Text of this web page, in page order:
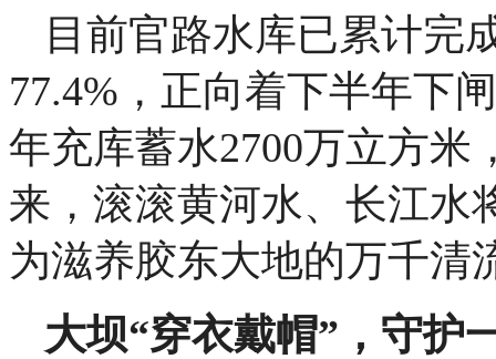
目前官路水库已累计完
77.4%，正向着下半年下
年充库蓄水2700万立方米
来，滚滚黄河水、长江水
为滋养胶东大地的万千清
大坝“穿衣戴帽”，守护